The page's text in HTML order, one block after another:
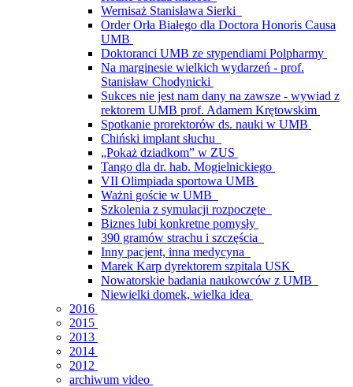
Wernisaż Stanisława Sierki
Order Orła Białego dla Doctora Honoris Causa
UMB
Doktoranci UMB ze stypendiami Polpharmy
Na marginesie wielkich wydarzeń - prof.
Stanisław Chodynicki
Sukces nie jest nam dany na zawsze - wywiad z
rektorem UMB prof. Adamem Krętowskim
Spotkanie prorektorów ds. nauki w UMB
Chiński implant słuchu
„Pokaż dziadkom” w ZUS
Tango dla dr. hab. Mogielnickiego
VII Olimpiada sportowa UMB
Ważni goście w UMB
Szkolenia z symulacji rozpoczęte
Biznes lubi konkretne pomysły
390 gramów strachu i szczęścia
Inny pacjent, inna medycyna
Marek Karp dyrektorem szpitala USK
Nowatorskie badania naukowców z UMB
Niewielki domek, wielka idea
2016
2015
2013
2014
2012
archiwum video